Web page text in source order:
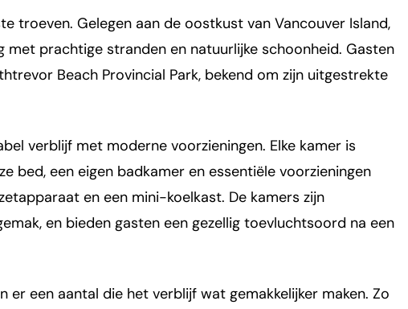
troeven. Gelegen aan de oostkust van Vancouver Island,
met prachtige stranden en natuurlijke schoonheid. Gasten
Beach Provincial Park, bekend om zijn uitgestrekte
verblijf met moderne voorzieningen. Elke kamer is
bed, een eigen badkamer en essentiële voorzieningen
en een mini-koelkast. De kamers zijn
en bieden gasten een gezellig toevluchtsoord na een
een aantal die het verblijf wat gemakkelijker maken. Zo